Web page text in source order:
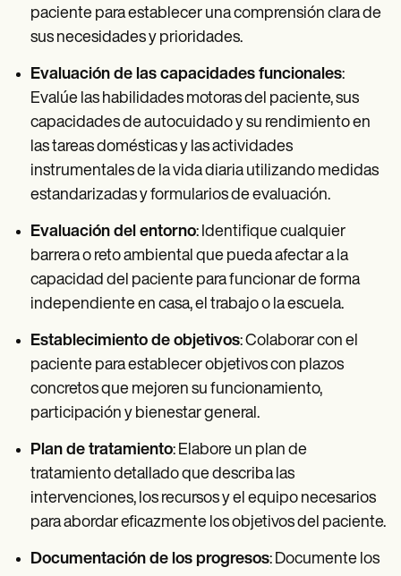
paciente para establecer una comprensión clara de
sus necesidades y prioridades.
Evaluación de las capacidades funcionales:
Evalúe las habilidades motoras del paciente, sus
capacidades de autocuidado y su rendimiento en
las tareas domésticas y las actividades
instrumentales de la vida diaria utilizando medidas
estandarizadas y formularios de evaluación.
Evaluación del entorno: Identifique cualquier
barrera o reto ambiental que pueda afectar a la
capacidad del paciente para funcionar de forma
independiente en casa, el trabajo o la escuela.
Establecimiento de objetivos: Colaborar con el
paciente para establecer objetivos con plazos
concretos que mejoren su funcionamiento,
participación y bienestar general.
Plan de tratamiento: Elabore un plan de
tratamiento detallado que describa las
intervenciones, los recursos y el equipo necesarios
para abordar eficazmente los objetivos del paciente.
Documentación de los progresos: Documente los